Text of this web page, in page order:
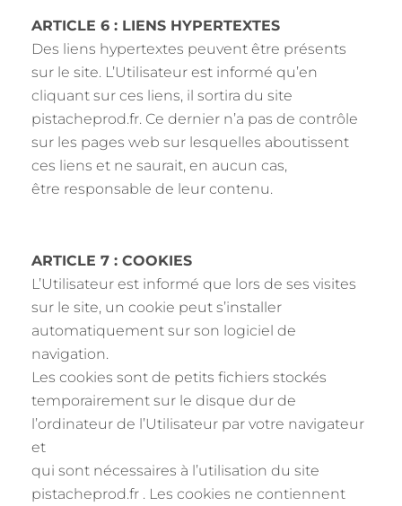
ARTICLE 6 : LIENS HYPERTEXTES
Des liens hypertextes peuvent être présents
sur le site. L’Utilisateur est informé qu’en
cliquant sur ces liens, il sortira du site
pistacheprod.fr. Ce dernier n’a pas de contrôle
sur les pages web sur lesquelles aboutissent
ces liens et ne saurait, en aucun cas,
être responsable de leur contenu.
ARTICLE 7 : COOKIES
L’Utilisateur est informé que lors de ses visites
sur le site, un cookie peut s’installer
automatiquement sur son logiciel de
navigation.
Les cookies sont de petits fichiers stockés
temporairement sur le disque dur de
l’ordinateur de l’Utilisateur par votre navigateur
et
qui sont nécessaires à l’utilisation du site
pistacheprod.fr . Les cookies ne contiennent